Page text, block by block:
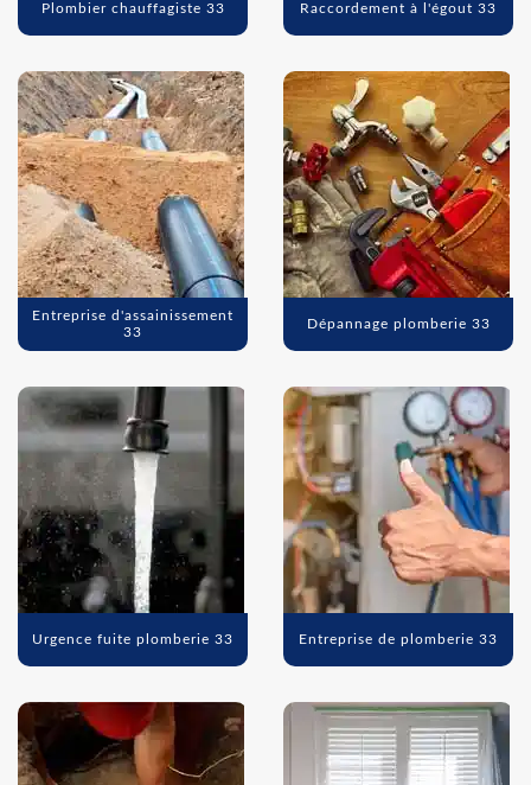
Plombier chauffagiste 33 Raccordement à l'égout 33
Entreprise d'assainissement
33
Dépannage plomberie 33
Urgence fuite plomberie 33 Entreprise de plomberie 33